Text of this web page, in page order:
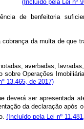
(Incluído pela Lei nº
de benfeitoria
da multa de que
averbadas,
Operações
13.465, de 2017)
ser apresentada
da declaração
(Incluído pela Lei nº